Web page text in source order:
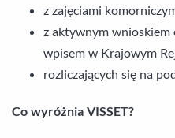
z zajęciami
z aktywnym wnioskiem
wpisem w Krajowym
rozliczających się na
Co wyróżnia VISSET?